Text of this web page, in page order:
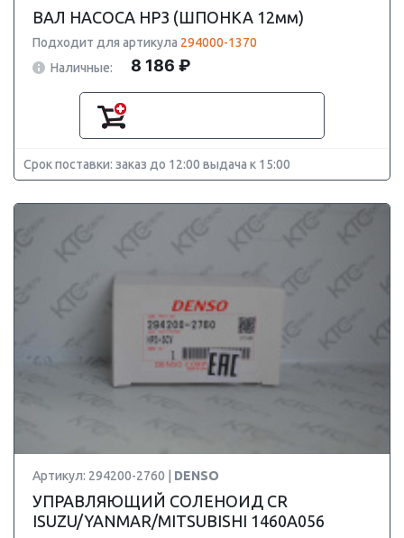
ВАЛ НАСОСА HP3 (ШПОНКА 12мм)
Подходит для артикула 294000-1370
Наличные:
8 186 ₽
Срок поставки: заказ до 12:00 выдача к 15:00
Артикул: 294200-2760 | DENSO
УПРАВЛЯЮЩИЙ СОЛЕНОИД CR
ISUZU/YANMAR/MITSUBISHI 1460A056